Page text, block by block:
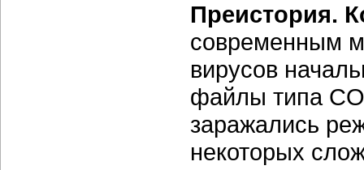
Преистория.
современным
вирусов
файлы типа
заражались
некоторых